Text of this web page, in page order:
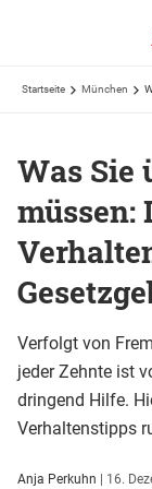
Startseite München
Was Sie
müssen:
Verfolgt von
jeder Zehnte ist
dringend Hilfe.
Verhaltenstipps
Anja Perkuhn | 16.